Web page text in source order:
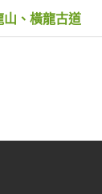
山、橫龍古道